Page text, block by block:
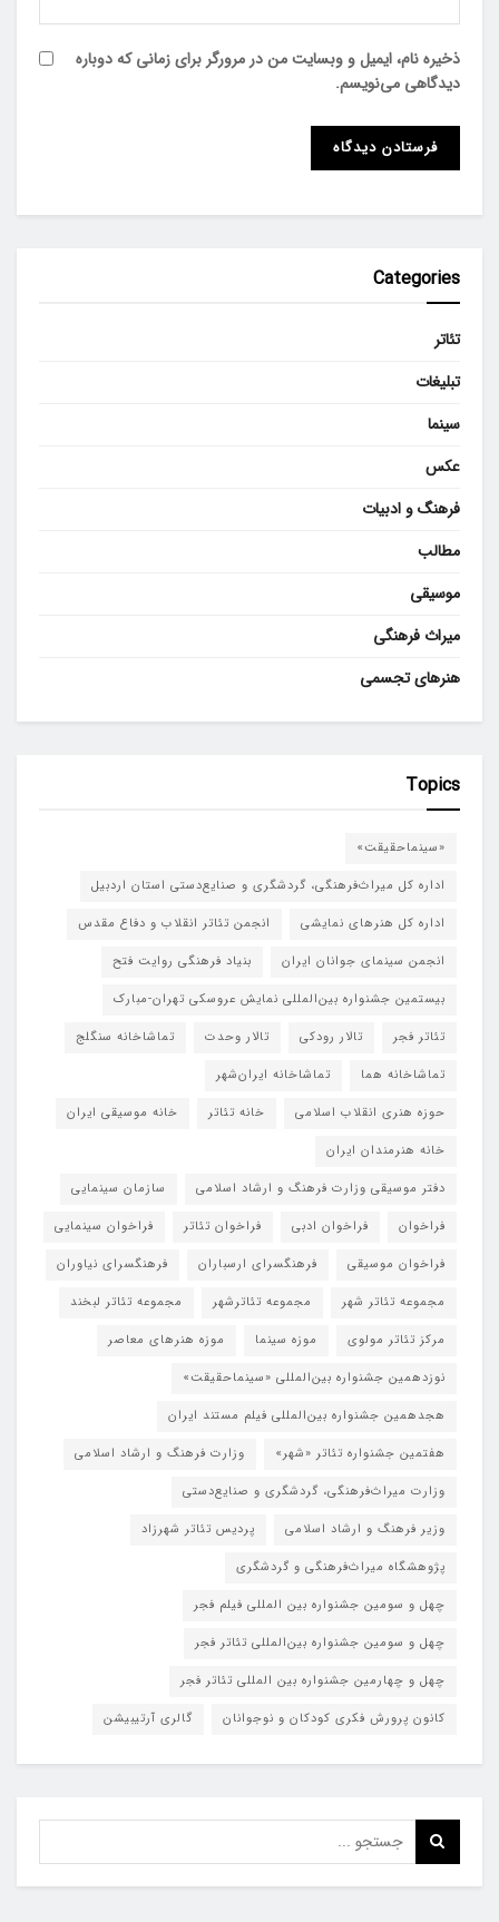
ذخیره نام، ایمیل و وبسایت من در مرورگر برای زمانی که دوباره
دیدگاهی می‌نویسم.
Categories
تئاتر
تبلیغات
سینما
عکس
فرهنگ و ادبیات
مطالب
موسیقی
میراث فرهنگی
هنرهای تجسمی
Topics
«سینماحقیقت»
اداره کل میراث‌فرهنگی، گردشگری و صنایع‌دستی استان اردبیل
اداره کل هنرهای نمایشی
انجمن تئاتر انقلاب و دفاع مقدس
انجمن سینمای جوانان ایران
بنیاد فرهنگی روایت فتح
بیستمین جشنواره بین‌المللی نمایش عروسکی تهران-مبارک
تئاتر فجر
تالار رودکی تالار وحدت
تماشاخانه سنگلج
تماشاخانه هما
تماشاخانه‌ ایران‌شهر
حوزه هنری انقلاب اسلامی
خانه تئاتر
خانه موسیقی ایران
خانه هنرمندان ایران
دفتر موسیقی وزارت فرهنگ و ارشاد اسلامی
سازمان سینمایی
فراخوان
فراخوان ادبی فراخوان تئاتر
فراخوان سینمایی
فراخوان موسیقی
فرهنگسرای ارسباران
فرهنگسرای نیاوران
مجموعه تئاتر شهر
مجموعه تئاترشهر
مجموعه تئاتر لبخند
مرکز تئاتر مولوی
موزه سینما
موزه هنرهای معاصر
نوزدهمین جشنواره بین‌المللی «سینماحقیقت»
هجدهمین جشنواره بین‌المللی فیلم مستند ایران
هفتمین جشنواره تئاتر «شهر»
وزارت فرهنگ و ارشاد اسلامی
وزارت میراث‌فرهنگی، گردشگری و صنایع‌دستی
وزیر فرهنگ و ارشاد اسلامی
پردیس تئاتر شهرزاد
پژوهشگاه میراث‌فرهنگی و گردشگری
چهل و سومین جشنواره بین المللی فیلم فجر
چهل و سومین جشنواره بین‌المللی تئاتر فجر
چهل و چهارمین جشنواره بین المللی تئاتر فجر
کانون پرورش فکری کودکان و نوجوانان
گالری آرتیبیشن